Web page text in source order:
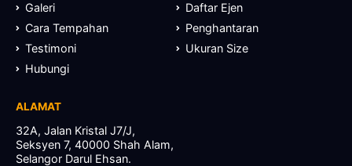
Galeri
Daftar Ejen
Cara Tempahan
Penghantaran
Testimoni
Ukuran Size
Hubungi
ALAMAT
32A, Jalan Kristal J7/J,
Seksyen 7, 40000 Shah Alam,
Selangor Darul Ehsan.